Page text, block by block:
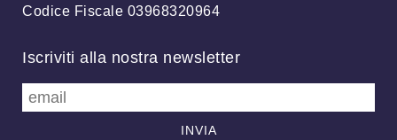
Codice Fiscale 03968320964
Iscriviti alla nostra newsletter